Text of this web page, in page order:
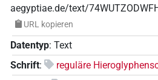
aegyptiae.de/text/
URL kopieren
Datentyp: Text
Schrift:
reguläre